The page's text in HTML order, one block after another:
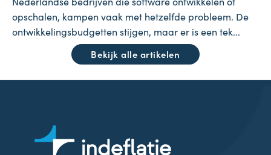
opschalen, kampen vaak met hetzelfde probleem. De
ontwikkelingsbudgetten stijgen, maar er is een tek...
Bekijk alle artikelen